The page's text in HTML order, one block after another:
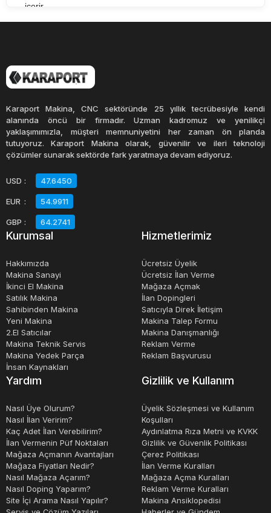
içerir.
konumlandırma için tüm dikey hareketler mil üzerinde
yapılır. Bu makineler diz ve kolon tipi kadar çok yönlüdür
İş mili ekseninin yönüne bağlı olarak, bunlar dikey veya
yatay tipte olabilir. Dikey makineler, tüm iş mili kafasının
yukarı ve aşağı kaydığı sert bir mesnet ile donatılmıştır.
Bed Tip Frezeler, otomobil ve havacılık sektöründe ve
endüstrilerinde önemli bir rol oynamaktadır. Bed tip
Frezelerin tercih edilmelerinin en büyük sebeplerinden biri
farklı çalışma ortamlarına kolayda uyarlanabilmeleridir.
işinize yaraması en muhtemel kesim araçlarından biridir.
Bu faktörler göz önünde bulundurulursa Bed Tip Frezeler
tercih edilmesi avantajlı olacak ürünler arasında üst
sıralarda yer almaktadır.
Ürüne göre değişiklik gösterebilmekle birlikte Bed Tip
Frezeler genellikle makine yatağına monte edilen kayar
tablalar ile tasarlanmışlardır. Var olan milin özel ayarlı
doğrultusunda elde edilir. Bu ayar sayesinde oluşabilecek
sorunların da önüne geçilmiş olunur. Premium dökme
demirden yapılmış son derece sert, büyük ve kutu gövdeli
tasarım, optimum düzeyde çalışma için büyük olanak ve
güçlü bir taban sağlar. Üründeki tüm kılavuz raylar-
kızaklar sertleştirilir ve kalıcı hassasiyet için taşlanır.
Genelde uzun bir masa hareket mesafesine sahip olup,
Karaport Makina, CNC sektöründe 25 yıllık tecrübesiyle kendi
alanında öncü bir firmadır. Uzman kadromuz ve yenilikçi
yaklaşımımızla, müşteri memnuniyetini her zaman ön planda
tutuyoruz. Karaport Makina olarak, güvenilir ve ileri teknoloji
çözümler sunarak sektörde fark yaratmaya devam ediyoruz.
USD : 47.6450
EUR : 54.9911
GBP : 64.2741
Kurumsal
Hakkımızda
Makina Sanayi
İkinci El Makina
Satılık Makina
Sahibinden Makina
Yeni Makina
2.El Satıcılar
Makina Teknik Servis
Makina Yedek Parça
İnsan Kaynakları
Hizmetlerimiz
Ücretsiz Üyelik
Ücretsiz İlan Verme
Mağaza Açmak
İlan Dopingleri
Satıcıyla Direk İletişim
Makina Talep Formu
Makina Danışmanlığı
Reklam Verme
Reklam Başvurusu
Yardım
Nasıl Üye Olurum?
Nasıl İlan Veririm?
Kaç Adet İlan Verebilirim?
İlan Vermenin Püf Noktaları
Mağaza Açmanın Avantajları
Mağaza Fiyatları Nedir?
Nasıl Mağaza Açarım?
Nasıl Doping Yaparım?
Site İçi Arama Nasıl Yapılır?
Gizlilik ve Kullanım
Üyelik Sözleşmesi ve Kullanım
Koşulları
Aydınlatma Rıza Metni ve KVKK
Gizlilik ve Güvenlik Politikası
Çerez Politikası
İlan Verme Kuralları
Mağaza Açma Kuralları
Reklam Verme Kuralları
Makina Ansiklopedisi